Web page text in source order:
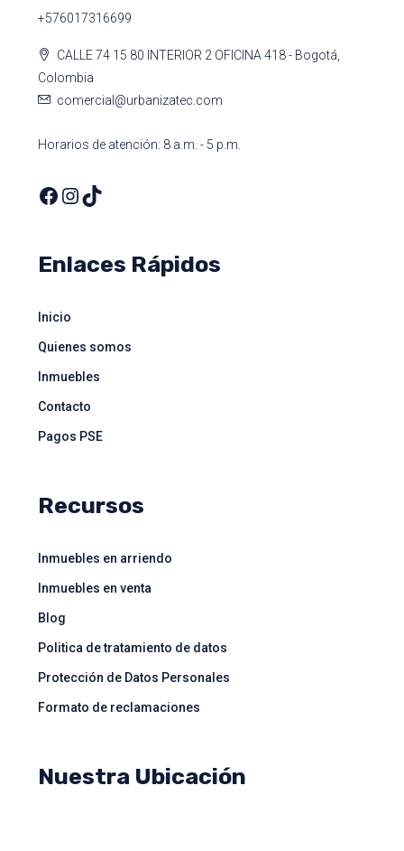
+576017316699
CALLE 74 15 80 INTERIOR 2 OFICINA 418 - Bogotá,
Colombia
comercial@urbanizatec.com
Horarios de atención: 8 a.m. - 5 p.m.
Enlaces Rápidos
Inicio
Quienes somos
Inmuebles
Contacto
Pagos PSE
Recursos
Inmuebles en arriendo
Inmuebles en venta
Blog
Politica de tratamiento de datos
Protección de Datos Personales
Formato de reclamaciones
Nuestra Ubicación